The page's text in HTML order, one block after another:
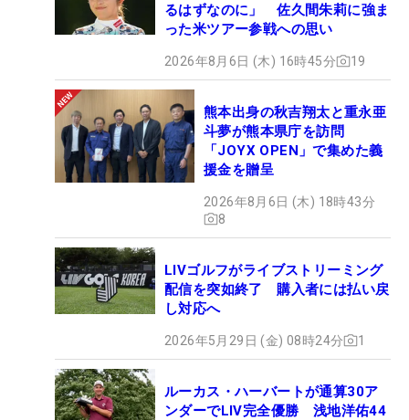
るはずなのに」 佐久間朱莉に強ま
った米ツアー参戦への思い
2026年8月6日 (木) 16時45分 19
熊本出身の秋吉翔太と重永亜
斗夢が熊本県庁を訪問
「JOYX OPEN」で集めた義
援金を贈呈
2026年8月6日 (木) 18時43分
8
LIVゴルフがライブストリーミング
配信を突如終了 購入者には払い戻
し対応へ
2026年5月29日 (金) 08時24分 1
ルーカス・ハーバートが通算30ア
ンダーでLIV完全優勝 浅地洋佑44